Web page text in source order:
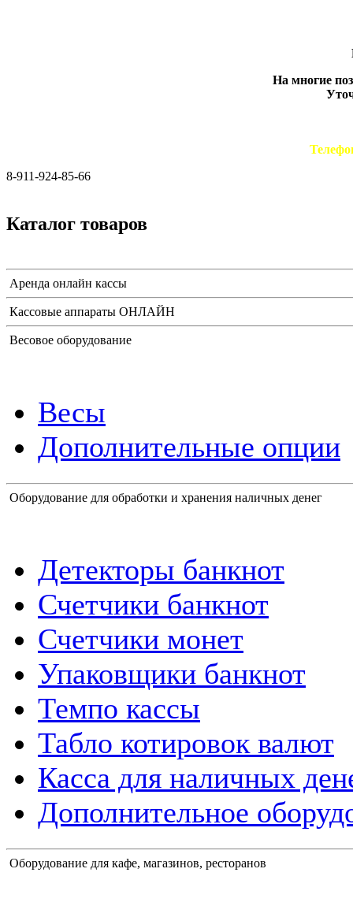
На многие
8-911-924-85-66
Каталог товаров
Аренда онлайн кассы
Кассовые аппараты ОНЛАЙН
Весовое оборудование
Весы
Дополнительные опции
Оборудование для обработки и хранения наличных денег
Детекторы банкнот
Счетчики банкнот
Счетчики монет
Упаковщики банкнот
Темпо кассы
Табло котировок валют
Касса для наличных
Дополнительное
Оборудование для кафе, магазинов, ресторанов